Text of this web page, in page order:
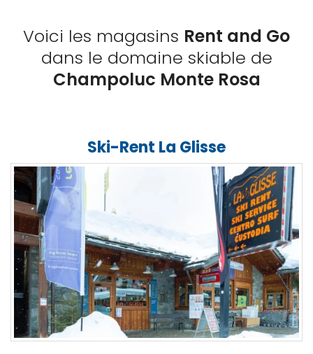
Voici les magasins Rent and Go
dans le domaine skiable de
Champoluc Monte Rosa
Ski-Rent La Glisse